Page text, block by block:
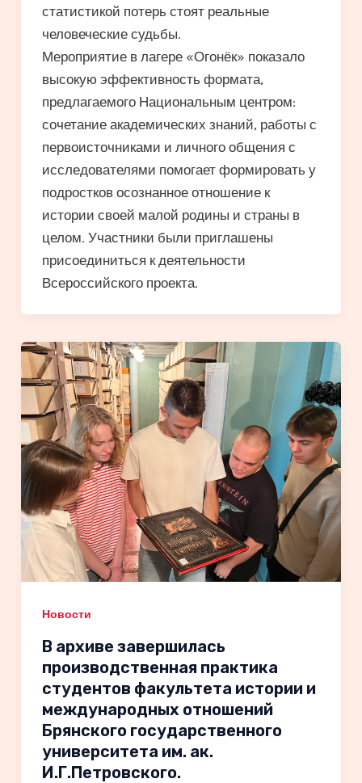
статистикой потерь стоят реальные
человеческие судьбы.
Мероприятие в лагере «Огонёк» показало
высокую эффективность формата,
предлагаемого Национальным центром:
сочетание академических знаний, работы с
первоисточниками и личного общения с
исследователями помогает формировать у
подростков осознанное отношение к
истории своей малой родины и страны в
целом. Участники были приглашены
присоединиться к деятельности
Всероссийского проекта.
Новости
В архиве завершилась
производственная практика
студентов факультета истории и
международных отношений
Брянского государственного
университета им. ак.
И.Г.Петровского.